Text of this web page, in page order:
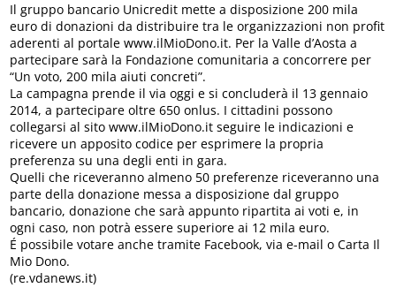
Il gruppo bancario Unicredit mette a disposizione 200 mila
euro di donazioni da distribuire tra le organizzazioni non profit
aderenti al portale www.ilMioDono.it. Per la Valle d’Aosta a
partecipare sarà la Fondazione comunitaria a concorrere per
“Un voto, 200 mila aiuti concreti”.
La campagna prende il via oggi e si concluderà il 13 gennaio
2014, a partecipare oltre 650 onlus. I cittadini possono
collegarsi al sito www.ilMioDono.it seguire le indicazioni e
ricevere un apposito codice per esprimere la propria
preferenza su una degli enti in gara.
Quelli che riceveranno almeno 50 preferenze riceveranno una
parte della donazione messa a disposizione dal gruppo
bancario, donazione che sarà appunto ripartita ai voti e, in
ogni caso, non potrà essere superiore ai 12 mila euro.
É possibile votare anche tramite Facebook, via e-mail o Carta Il
Mio Dono.
(re.vdanews.it)